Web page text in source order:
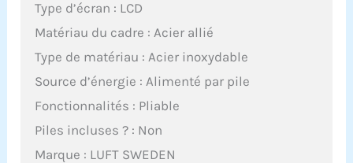
Type d’écran : LCD
Matériau du cadre : Acier allié
Type de matériau : Acier inoxydable
Source d’énergie : Alimenté par pile
Fonctionnalités : Pliable
Piles incluses ? : Non
Marque : LUFT SWEDEN